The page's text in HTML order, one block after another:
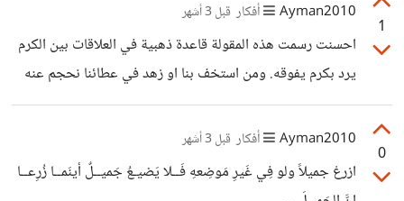
1
Ayman2010 أفكار قبل 3 أشهر
احسنت رسمت هذه المقولة قاعدة ذهبية في العلاقات بين الكرم
يرد بكرم يفوقه. ومن استخف بنا او زهد في عطائنا نحجم عنه
صونا" لكينونتنا.
0
Ayman2010 أفكار قبل 3 أشهر
ازرعْ جميلاً ولو فِي غَيرِ مَوضِعهِ فَــلا يَضيـعُ جَميــلٌ أينَمــا زُرِعــا